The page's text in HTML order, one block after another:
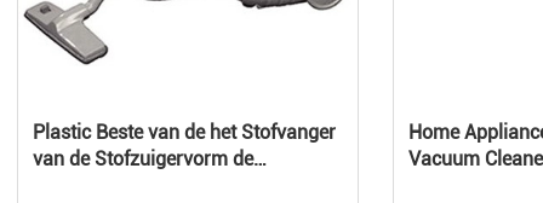
Plastic Beste van de het Stofvanger
van de Stofzuigervorm de
Home
Vacuum